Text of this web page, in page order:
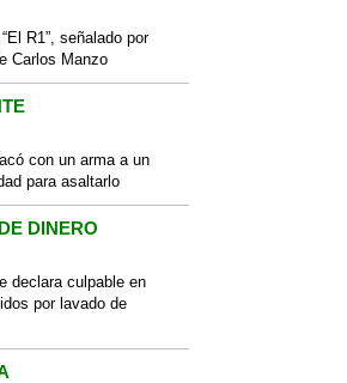
R1”, señalado por
Carlos Manzo
con un arma a un
para asaltarlo
DINERO
declara culpable en
por lavado de